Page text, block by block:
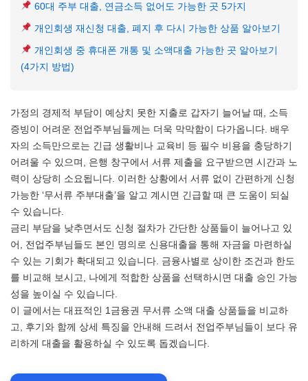
60대 주부 대출, 연금소득 없어도 가능한 곳 5가지
개인회생 재신청 대출, 폐지 후 다시 가능한 상품 알아보기
개인회생 중 휴대폰 개통 및 소액대출 가능한 곳 알아보기
(4가지 방법)
가정의 경제적 부담이 예상치 못한 지출로 갑자기 늘어날 때, 소득
증빙이 어려운 전업주부님들께는 더욱 막막함이 다가옵니다. 배우
자의 소득만으로는 긴급 생활비나 교육비 등 필수 비용을 충당하기
어려울 수 있으며, 은행 창구에서 서류 제출을 요구받으면 시간과 노
력이 상당히 소요됩니다. 이러한 상황에서 서류 없이 간편하게 신청
가능한 ‘무서류 주부대출’을 알고 계시면 긴급할 때 큰 도움이 되실
수 있습니다.
금리 부담을 낮추면서도 신청 절차가 간단한 상품들이 늘어나고 있
어, 전업주부님들도 본인 명의로 신용대출을 통해 자금을 마련하실
수 있는 기회가 확대되고 있습니다. 금융사별로 상이한 조건과 한도
를 비교해 보시고, 나에게 적합한 상품을 선택하시면 대출 승인 가능
성을 높이실 수 있습니다.
이 글에서는 대표적인 1금융권 무서류 소액 대출 상품들을 비교하
고, 후기와 함께 상세 특징을 안내해 드려서 전업주부님들이 보다 유
리하게 대출을 활용하실 수 있도록 돕겠습니다.